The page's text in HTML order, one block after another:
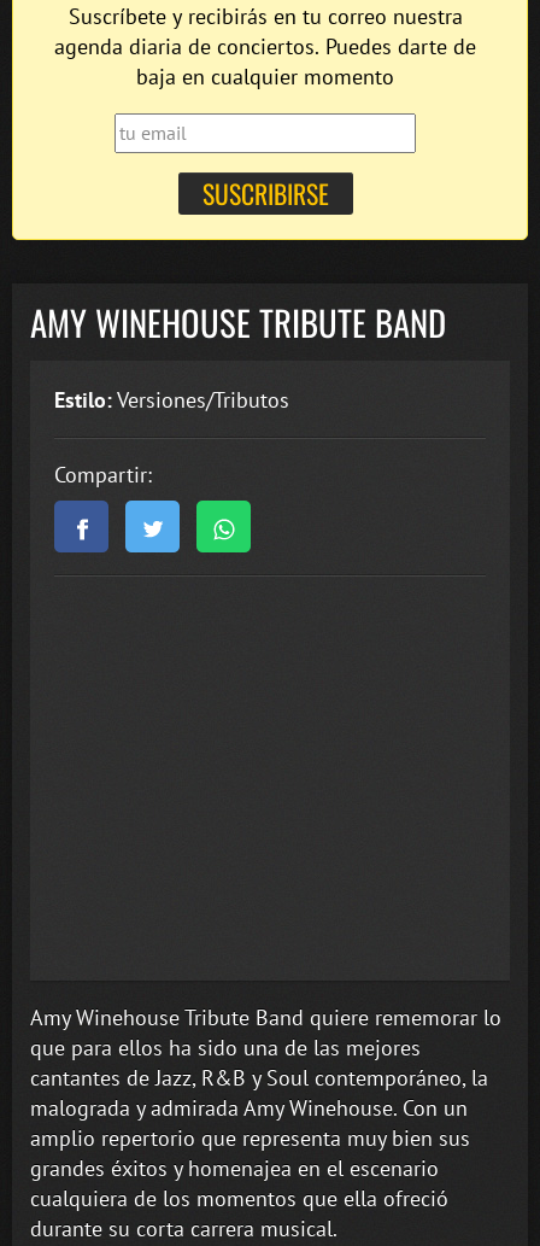
Suscríbete y recibirás en tu correo nuestra
agenda diaria de conciertos. Puedes darte de
baja en cualquier momento
AMY WINEHOUSE TRIBUTE BAND
Estilo:Versiones/Tributos
Compartir:
Amy Winehouse Tribute Band quiere rememorar lo
que para ellos ha sido una de las mejores
cantantes de Jazz, R&B y Soul contemporáneo, la
malograda y admirada Amy Winehouse. Con un
amplio repertorio que representa muy bien sus
grandes éxitos y homenajea en el escenario
cualquiera de los momentos que ella ofreció
durante su corta carrera musical.